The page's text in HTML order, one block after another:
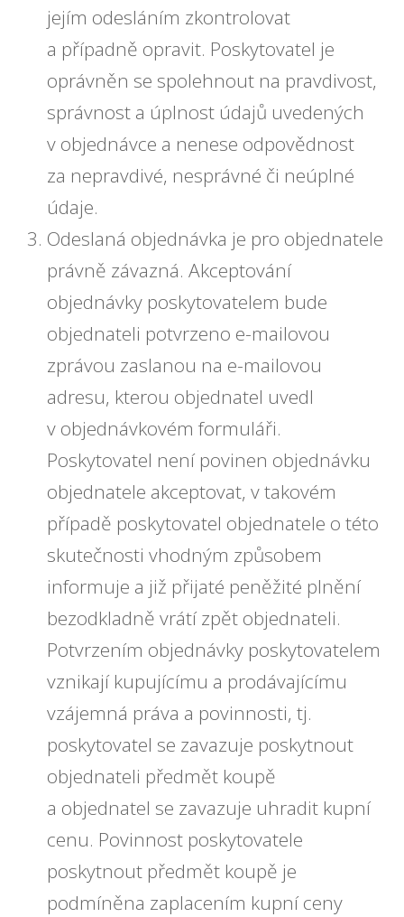
jejím odesláním zkontrolovat
a případně opravit. Poskytovatel je
oprávněn se spolehnout na pravdivost,
správnost a úplnost údajů uvedených
v objednávce a nenese odpovědnost
za nepravdivé, nesprávné či neúplné
údaje.
Odeslaná objednávka je pro objednatele
právně závazná. Akceptování
objednávky poskytovatelem bude
objednateli potvrzeno e-mailovou
zprávou zaslanou na e-mailovou
adresu, kterou objednatel uvedl
v objednávkovém formuláři.
Poskytovatel není povinen objednávku
objednatele akceptovat, v takovém
případě poskytovatel objednatele o této
skutečnosti vhodným způsobem
informuje a již přijaté peněžité plnění
bezodkladně vrátí zpět objednateli.
Potvrzením objednávky poskytovatelem
vznikají kupujícímu a prodávajícímu
vzájemná práva a povinnosti, tj.
poskytovatel se zavazuje poskytnout
objednateli předmět koupě
a objednatel se zavazuje uhradit kupní
cenu. Povinnost poskytovatele
poskytnout předmět koupě je
podmíněna zaplacením kupní ceny